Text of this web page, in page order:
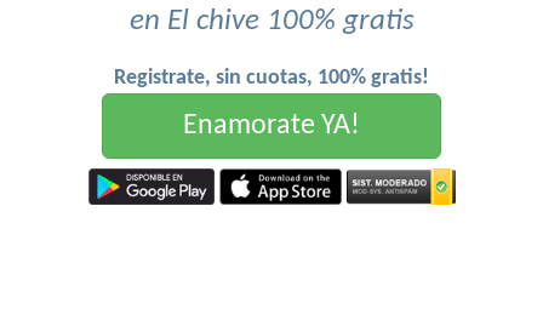
en El chive 100% gratis
Registrate, sin cuotas, 100% gratis!
Enamorate YA!